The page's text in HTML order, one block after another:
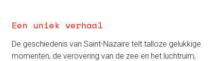
Een uniek verhaal
De geschiedenis van Saint-Nazaire telt talloze gelukkige
momenten, de verovering van de zee en het luchtruim,